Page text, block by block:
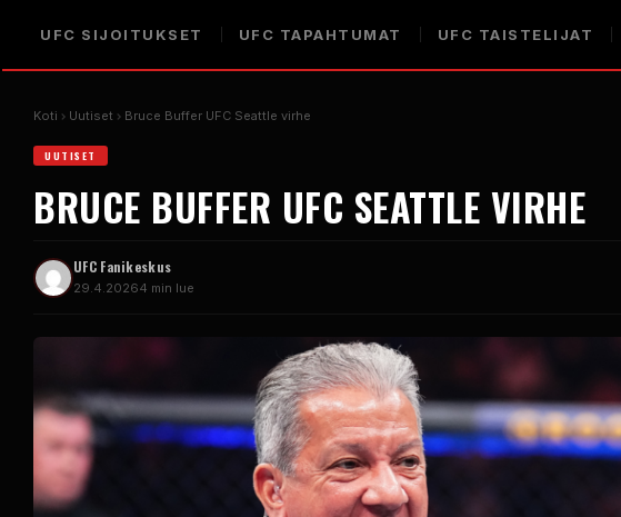
UFC SIJOITUKSET UFC TAPAHTUMAT UFC TAISTELIJAT
Koti Uutiset Bruce Buffer UFC Seattle virhe
UUTISET
BRUCE BUFFER UFC SEATTLEVIRHE
UFCFanikeskus
29.4.20264 min lue